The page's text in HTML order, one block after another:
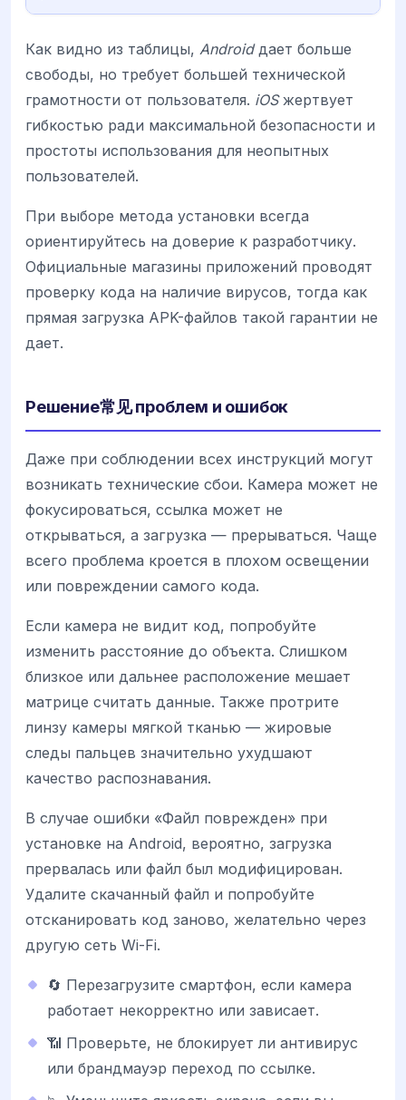
Как видно из таблицы, Androidдает больше
свободы, но требует большей технической
грамотности от пользователя. iOSжертвует
гибкостью ради максимальной безопасности и
простоты использования для неопытных
пользователей.
При выборе метода установки всегда
ориентируйтесь на доверие к разработчику.
Официальные магазины приложений проводят
проверку кода на наличие вирусов, тогда как
прямая загрузка APK-файлов такой гарантии не
дает.
Решение常见 проблем и ошибок
Даже при соблюдении всех инструкций могут
возникать технические сбои. Камера может не
фокусироваться, ссылка может не
открываться, а загрузка — прерываться. Чаще
всего проблема кроется в плохом освещении
или повреждении самого кода.
Если камера не видит код, попробуйте
изменить расстояние до объекта. Слишком
близкое или дальнее расположение мешает
матрице считать данные. Также протрите
линзу камеры мягкой тканью — жировые
следы пальцев значительно ухудшают
качество распознавания.
В случае ошибки «Файл поврежден» при
установке на Android, вероятно, загрузка
прервалась или файл был модифицирован.
Удалите скачанный файл и попробуйте
отсканировать код заново, желательно через
другую сеть Wi-Fi.
🔄 Перезагрузите смартфон, если камера
работает некорректно или зависает.
📶 Проверьте, не блокирует ли антивирус
или брандмауэр переход по ссылке.